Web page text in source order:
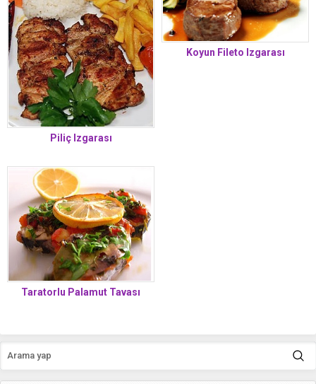
Piliç Izgarası
Koyun Fileto Izgarası
Taratorlu Palamut Tavası